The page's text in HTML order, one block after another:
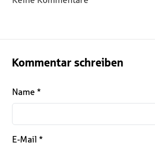
Kommentar schreiben
Name *
E-Mail *